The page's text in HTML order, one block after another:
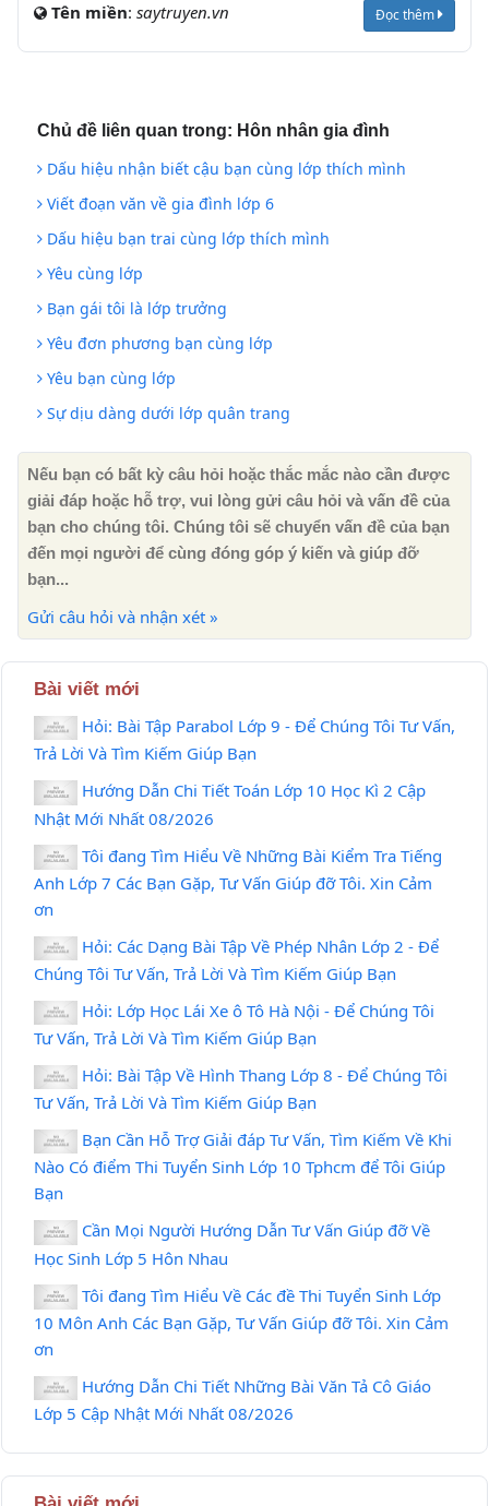
Tên miền: saytruyen.vn Đọc thêm
Chủ đề liên quan trong: Hôn nhân gia đình
Dấu hiệu nhận biết cậu bạn cùng lớp thích mình
Viết đoạn văn về gia đình lớp 6
Dấu hiệu bạn trai cùng lớp thích mình
Yêu cùng lớp
Bạn gái tôi là lớp trưởng
Yêu đơn phương bạn cùng lớp
Yêu bạn cùng lớp
Sự dịu dàng dưới lớp quân trang
Nếu bạn có bất kỳ câu hỏi hoặc thắc mắc nào cần được
giải đáp hoặc hỗ trợ, vui lòng gửi câu hỏi và vấn đề của
bạn cho chúng tôi. Chúng tôi sẽ chuyển vấn đề của bạn
đến mọi người để cùng đóng góp ý kiến ​​và giúp đỡ
bạn...
Gửi câu hỏi và nhận xét »
Bài viết mới
Hỏi: Bài Tập Parabol Lớp 9 - Để Chúng Tôi Tư Vấn,
Trả Lời Và Tìm Kiếm Giúp Bạn
Hướng Dẫn Chi Tiết Toán Lớp 10 Học Kì 2 Cập
Nhật Mới Nhất 08/2026
Tôi đang Tìm Hiểu Về Những Bài Kiểm Tra Tiếng
Anh Lớp 7 Các Bạn Gặp, Tư Vấn Giúp đỡ Tôi. Xin Cảm
ơn
Hỏi: Các Dạng Bài Tập Về Phép Nhân Lớp 2 - Để
Chúng Tôi Tư Vấn, Trả Lời Và Tìm Kiếm Giúp Bạn
Hỏi: Lớp Học Lái Xe ô Tô Hà Nội - Để Chúng Tôi
Tư Vấn, Trả Lời Và Tìm Kiếm Giúp Bạn
Hỏi: Bài Tập Về Hình Thang Lớp 8 - Để Chúng Tôi
Tư Vấn, Trả Lời Và Tìm Kiếm Giúp Bạn
Bạn Cần Hỗ Trợ Giải đáp Tư Vấn, Tìm Kiếm Về Khi
Nào Có điểm Thi Tuyển Sinh Lớp 10 Tphcm để Tôi Giúp
Bạn
Cần Mọi Người Hướng Dẫn Tư Vấn Giúp đỡ Về
Học Sinh Lớp 5 Hôn Nhau
Tôi đang Tìm Hiểu Về Các đề Thi Tuyển Sinh Lớp
10 Môn Anh Các Bạn Gặp, Tư Vấn Giúp đỡ Tôi. Xin Cảm
ơn
Hướng Dẫn Chi Tiết Những Bài Văn Tả Cô Giáo
Lớp 5 Cập Nhật Mới Nhất 08/2026